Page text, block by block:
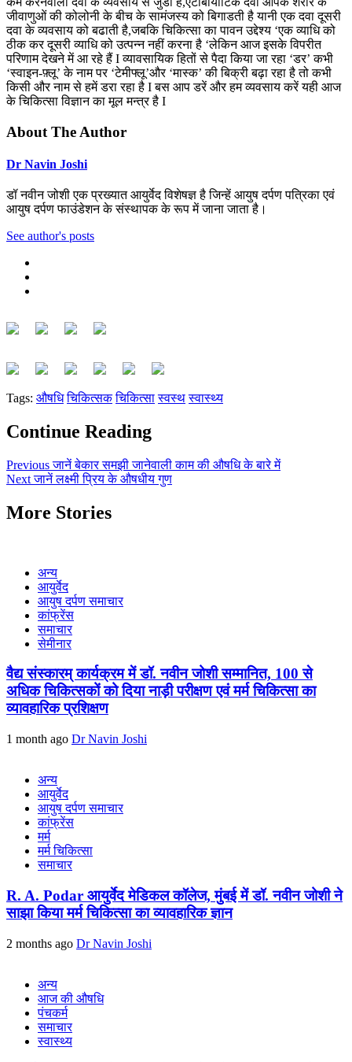
जीवाणुओं की कोलोनी के बीच के सामंजस्य को बिगाडती है यानी एक दवा दूसरी
दवा के व्यवसाय को बढाती है,जबकि चिकित्सा का पावन उद्देश्य ‘एक व्याधि को
ठीक कर दूसरी व्याधि को उत्पन्न नहीं करना है ‘लेकिन आज इसके विपरीत
परिणाम देखने में आ रहे हैं I व्यावसायिक हितों से पैदा किया जा रहा ‘डर’ कभी
‘स्वाइन-फ़्लू’ के नाम पर ‘टेमीफ्लू’और ‘मास्क’ की बिक्री बढ़ा रहा है तो कभी
किसी और नाम से हमें डरा रहा है I बस आप डरें और हम व्यवसाय करें यही आज
के चिकित्सा विज्ञान का मूल मन्त्र है I
About The Author
Dr Navin Joshi
डॉ नवीन जोशी एक प्रख्यात आयुर्वेद विशेषज्ञ है जिन्हें आयुष दर्पण पत्रिका एवं
आयुष दर्पण फाउंडेशन के संस्थापक के रूप में जाना जाता है।
See author's posts
Tags: औषधि चिकित्सक चिकित्सा स्वस्थ स्वास्थ्य
Continue Reading
Previousजानें बेकार समझी जानेवाली काम की औषधि के बारे में
Nextजानें लक्ष्मी प्रिय के औषधीय गुण
More Stories
अन्य
आयुर्वेद
आयुष दर्पण समाचार
कांफ्रेंस
समाचार
सेमीनार
वैद्य संस्कारम् कार्यक्रम में डॉ. नवीन जोशी सम्मानित, 100 से
अधिक चिकित्सकों को दिया नाड़ी परीक्षण एवं मर्म चिकित्सा का
व्यावहारिक प्रशिक्षण
1 month ago Dr Navin Joshi
अन्य
आयुर्वेद
आयुष दर्पण समाचार
कांफ्रेंस
मर्म
मर्म चिकित्सा
समाचार
R. A. Podar आयुर्वेद मेडिकल कॉलेज, मुंबई में डॉ. नवीन जोशी ने
साझा किया मर्म चिकित्सा का व्यावहारिक ज्ञान
2 months ago Dr Navin Joshi
अन्य
आज की औषधि
पंचकर्म
समाचार
स्वास्थ्य